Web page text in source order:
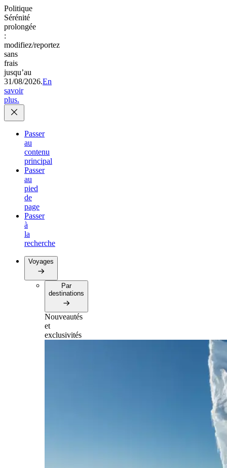
Politique
Sérénité
prolongée
:
modifiez/reportez
sans
frais
jusqu’au
31/08/2026.En
savoir
plus.
Passer
au
contenu
principal
Passer
au
pied
de
page
Passer
à
la
recherche
Voyages
Par
destinations
Nouveautés
et
exclusivités